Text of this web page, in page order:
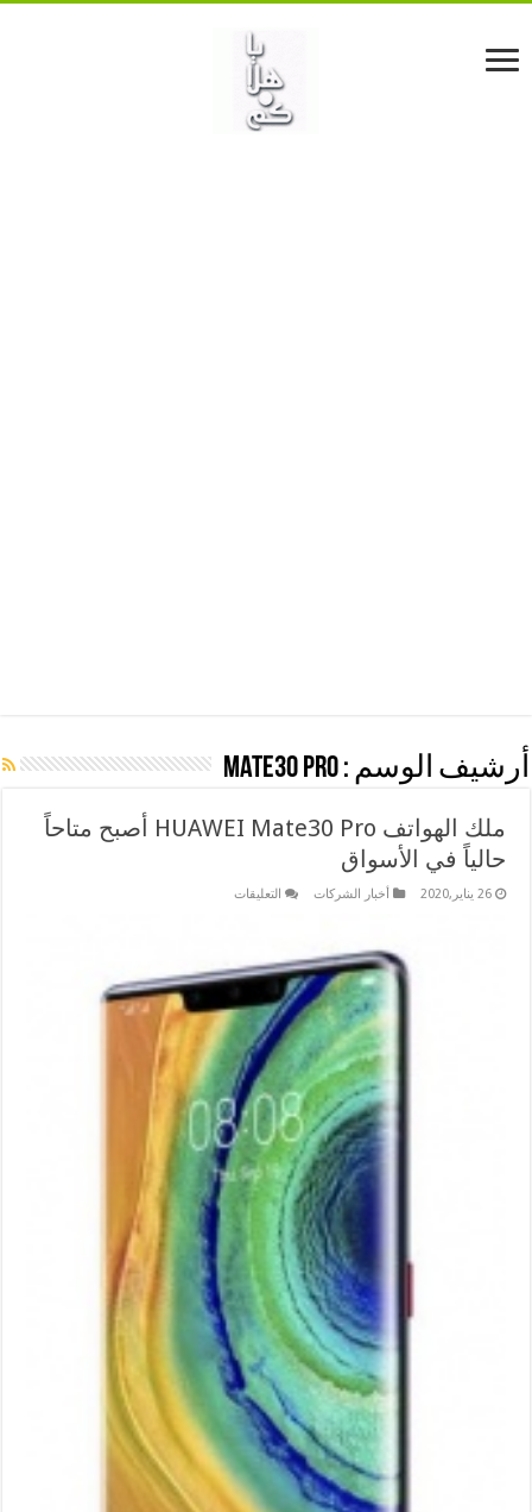
أرشيف الوسم :Mate30 Pro
ملك الهواتف HUAWEI Mate30 Pro أصبح متاحاً
حالياً في الأسواق
26 يناير,2020 أخبار الشركات التعليقاتعلى
Pro
أصبح
حالياً
في
الأسواق
مغلقة